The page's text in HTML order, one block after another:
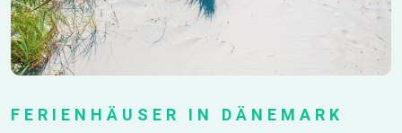
FERIENHÄUSER IN DÄNEMARK